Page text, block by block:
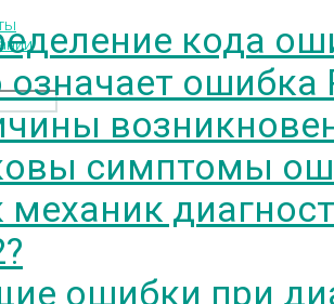
кода
означает ошибка
симптомы
механик
ошибки при